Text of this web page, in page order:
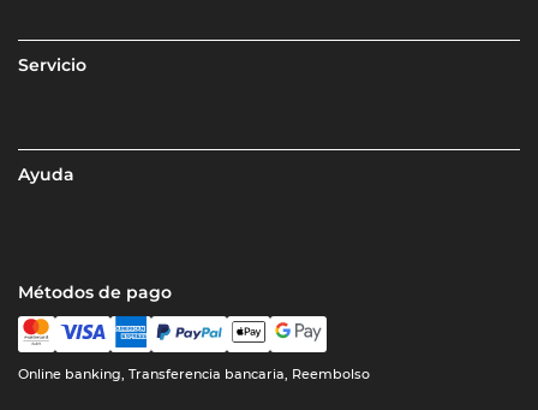
Servicio
Ayuda
Métodos de pago
Online banking, Transferencia bancaria, Reembolso